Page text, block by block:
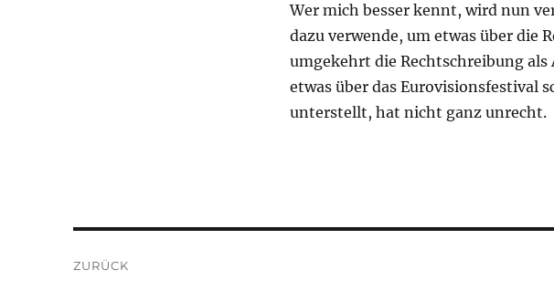
Wer mich besser kennt, wird nun
dazu verwende, um etwas über die
umgekehrt die Rechtschreibung als
etwas über das Eurovisionsfestival
unterstellt, hat nicht ganz unrecht.
ZURÜCK